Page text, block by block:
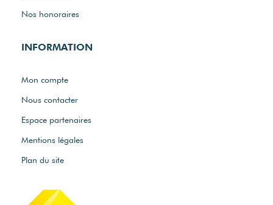
Nos honoraires
INFORMATION
Mon compte
Nous contacter
Espace partenaires
Mentions légales
Plan du site